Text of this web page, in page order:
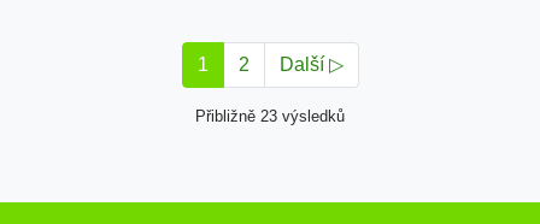
1 2 Další ▷
Přibližně 23 výsledků